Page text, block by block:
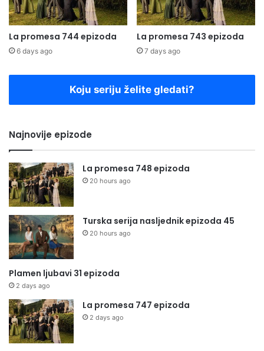
La promesa 744 epizoda
6 days ago
La promesa 743 epizoda
7 days ago
Koju seriju želite gledati?
Najnovije epizode
La promesa 748 epizoda
20 hours ago
Turska serija nasljednik epizoda 45
20 hours ago
Plamen ljubavi 31 epizoda
2 days ago
La promesa 747 epizoda
2 days ago